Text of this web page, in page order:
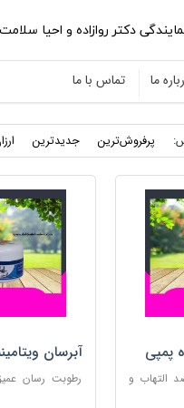
دکتر روازاده و احیا
ما تماس با ما
پرفروش‌ترین جدید‌ترین
پمپی
التهاب و
آبرسان
رطوبت رسان